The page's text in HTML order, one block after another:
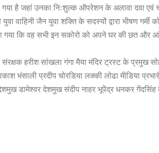
है जहां उनका निःशुल्क ऑपरेशन के अलावा दवा एवं
वाहिनी जैन युवा शक्ति के सदस्यों द्वारा भीषण गर्मी
गया कि वह सभी इन सकोरो को अपने घर की छत और
हरीश सांखला गंगा मैया मंदिर ट्रस्ट के प्रमुख
भंसाली प्रदीप चोरडिया लक्की लोढा मीडिया
देशमुख डामेश्वर देशमुख संदीप नाहर भूपेंद्र धनकर